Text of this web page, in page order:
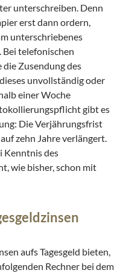
unterschreiben. Denn
erst dann ordern,
unterschriebenes
telefonischen
Zusendung des
unvollständig oder
einer Woche
gibt es
Die Verjährungsfrist
zehn Jahre verlängert.
Kenntnis des
wie bisher, schon mit
aufs Tagesgeld bieten,
Rechner bei dem